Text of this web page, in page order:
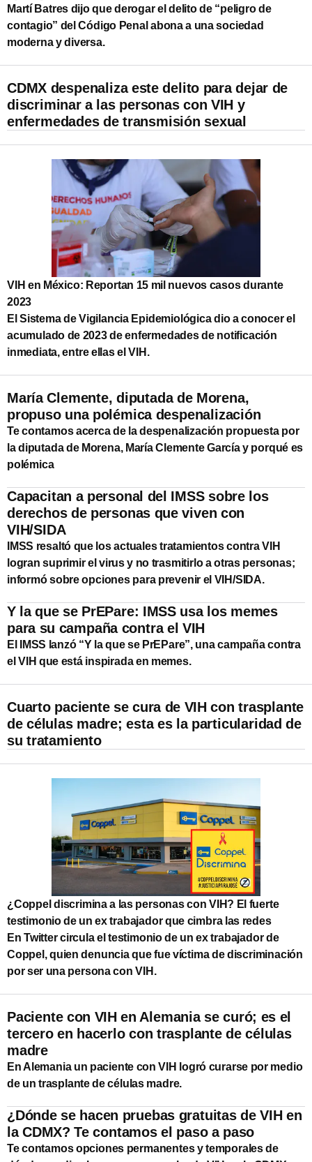
Martí Batres dijo que derogar el delito de “peligro de
contagio” del Código Penal abona a una sociedad
moderna y diversa.
CDMX despenaliza este delito para dejar de
discriminar a las personas con VIH y
enfermedades de transmisión sexual
VIH en México: Reportan 15 mil nuevos casos durante
2023
El Sistema de Vigilancia Epidemiológica dio a conocer el
acumulado de 2023 de enfermedades de notificación
inmediata, entre ellas el VIH.
María Clemente, diputada de Morena,
propuso una polémica despenalización
Te contamos acerca de la despenalización propuesta por
la diputada de Morena, María Clemente García y porqué es
polémica
Capacitan a personal del IMSS sobre los
derechos de personas que viven con
VIH/SIDA
IMSS resaltó que los actuales tratamientos contra VIH
logran suprimir el virus y no trasmitirlo a otras personas;
informó sobre opciones para prevenir el VIH/SIDA.
Y la que se PrEPare: IMSS usa los memes
para su campaña contra el VIH
El IMSS lanzó “Y la que se PrEPare”, una campaña contra
el VIH que está inspirada en memes.
Cuarto paciente se cura de VIH con trasplante
de células madre; esta es la particularidad de
su tratamiento
¿Coppel discrimina a las personas con VIH? El fuerte
testimonio de un ex trabajador que cimbra las redes
En Twitter circula el testimonio de un ex trabajador de
Coppel, quien denuncia que fue víctima de discriminación
por ser una persona con VIH.
Paciente con VIH en Alemania se curó; es el
tercero en hacerlo con trasplante de células
madre
En Alemania un paciente con VIH logró curarse por medio
de un trasplante de células madre.
¿Dónde se hacen pruebas gratuitas de VIH en
la CDMX? Te contamos el paso a paso
Te contamos opciones permanentes y temporales de